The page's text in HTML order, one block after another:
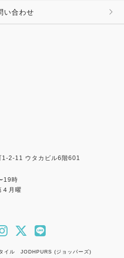
い合わせ
1-2-11 ウタカビル6階601
19時
４月曜
イル JODHPURS (ジョッパーズ)